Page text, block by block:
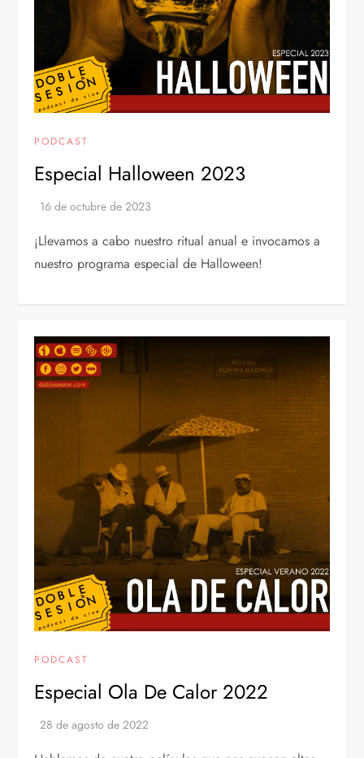
PODCAST
Especial Halloween 2023
¡Llevamos a cabo nuestro ritual anual e invocamos a
nuestro programa especial de Halloween!
PODCAST
Especial Ola De Calor 2022